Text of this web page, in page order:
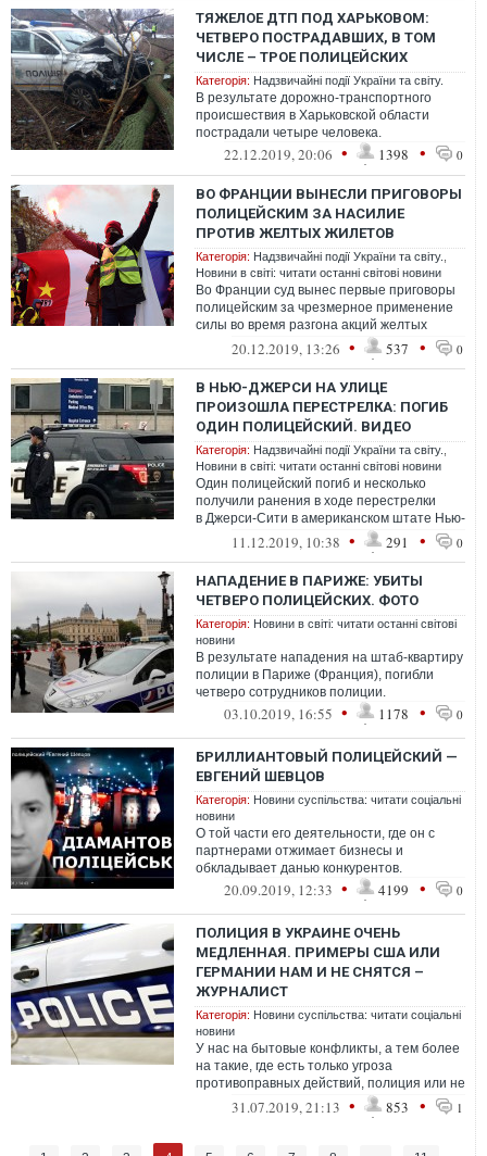
ТЯЖЕЛОЕ ДТП ПОД ХАРЬКОВОМ:
ЧЕТВЕРО ПОСТРАДАВШИХ, В ТОМ
ЧИСЛЕ – ТРОЕ ПОЛИЦЕЙСКИХ
Категорія: Надзвичайні події України та світу.
В результате дорожно-транспортного
происшествия в Харьковской области
пострадали четыре человека.
22.12.2019, 20:06 • 1398 • 0
ВО ФРАНЦИИ ВЫНЕСЛИ ПРИГОВОРЫ
ПОЛИЦЕЙСКИМ ЗА НАСИЛИЕ
ПРОТИВ ЖЕЛТЫХ ЖИЛЕТОВ
Категорія: Надзвичайні події України та світу.
Новини в світі: читати останні світові новини
Во Франции суд вынес первые приговоры
полицейским за чрезмерное применение
силы во время разгона акций желтых
жилетов20.12.2019, 13:26 • 537 • 0
В НЬЮ-ДЖЕРСИ НА УЛИЦЕ
ПРОИЗОШЛА ПЕРЕСТРЕЛКА: ПОГИБ
ОДИН ПОЛИЦЕЙСКИЙ. ВИДЕО
Категорія: Надзвичайні події України та світу.
Новини в світі: читати останні світові новини
Один полицейский погиб и несколько
получили ранения в ходе перестрелки
в Джерси-Сити в американском штате Нью-
Джерси11.12.2019, 10:38 • 291 • 0
НАПАДЕНИЕ В ПАРИЖЕ: УБИТЫ
ЧЕТВЕРО ПОЛИЦЕЙСКИХ. ФОТО
Категорія: Новини в світі: читати останні світові
новини
В результате нападения на штаб-квартиру
полиции в Париже (Франция), погибли
четверо сотрудников полиции.
03.10.2019, 16:55 • 1178 • 0
БРИЛЛИАНТОВЫЙ ПОЛИЦЕЙСКИЙ —
ЕВГЕНИЙ ШЕВЦОВ
Категорія: Новини суспільства: читати соціальні
новини
О той части его деятельности, где он с
партнерами отжимает бизнесы и
обкладывает данью конкурентов.
20.09.2019, 12:33 • 4199 • 0
ПОЛИЦИЯ В УКРАИНЕ ОЧЕНЬ
МЕДЛЕННАЯ. ПРИМЕРЫ США ИЛИ
ГЕРМАНИИ НАМ И НЕ СНЯТСЯ –
ЖУРНАЛИСТ
Категорія: Новини суспільства: читати соціальні
новини
У нас на бытовые конфликты, а тем более
на такие, где есть только угроза
противоправных действий, полиция или не
едет вообще, или приезжает по остаточ...
31.07.2019, 21:13 • 853 • 1